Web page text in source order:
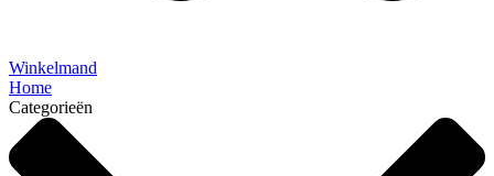
Winkelmand
Home
Categorieën